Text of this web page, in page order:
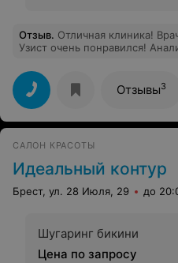
Отзыв. Отличная клиника!
Узист очень понравился!
практически с дня открытия.
успокоят. Очень рекомендую
Отзывы3
САЛОН КРАСОТЫ
Идеальный контур
Брест, ул. 28 Июля, 29 до
Шугаринг бикини
Цена по запросу